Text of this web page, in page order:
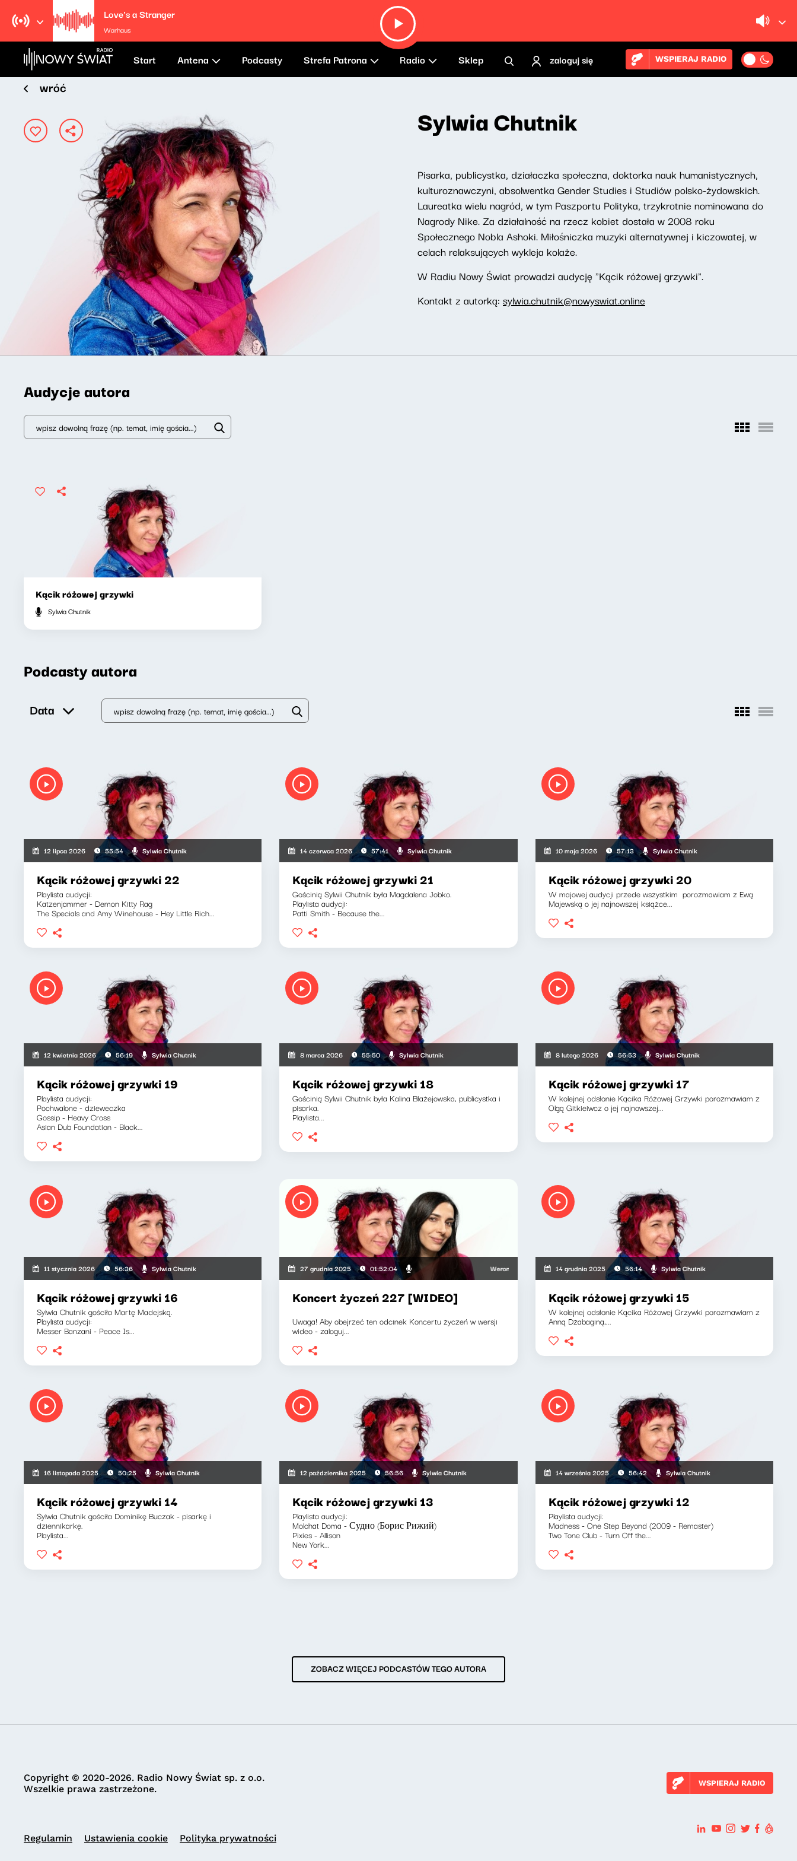
Love's a Stranger
Warhaus
Start Antena Podcasty Strefa Patrona Radio Sklep zaloguj się WSPIERAJ RADIO
wróć
Sylwia Chutnik
Pisarka, publicystka, działaczka społeczna, doktorka nauk humanistycznych,
kulturoznawczyni, absolwentka Gender Studies i Studiów polsko-żydowskich.
Laureatka wielu nagród, w tym Paszportu Polityka, trzykrotnie nominowana do
Nagrody Nike. Za działalność na rzecz kobiet dostała w 2008 roku
Społecznego Nobla Ashoki. Miłośniczka muzyki alternatywnej i kiczowatej, w
celach relaksujących wykleja kolaże.
W Radiu Nowy Świat prowadzi audycję "Kącik różowej grzywki".
Kontakt z autorką: sylwia.chutnik@nowyswiat.online
Audycje autora
Kącik różowej grzywki
Sylwia Chutnik
Podcasty autora
Data
12 lipca 2026 55:54 Sylwia Chutnik
Kącik różowej grzywki 22
Playlista audycji:
Katzenjammer - Demon Kitty Rag
The Specials and Amy Winehouse - Hey Little Rich...
14 czerwca 2026 57:41 Sylwia Chutnik
Kącik różowej grzywki 21
Gościnią Sylwii Chutnik była Magdalena Jobko.
Playlista audycji:
Patti Smith - Because the...
10 maja 2026 57:13 Sylwia Chutnik
Kącik różowej grzywki 20
W majowej audycji przede wszystkim porozmawiam z Ewą
Majewską o jej najnowszej książce...
12 kwietnia 2026 56:19 Sylwia Chutnik
Kącik różowej grzywki 19
Playlista audycji:
Pochwalone - dzieweczka
Gossip - Heavy Cross
Asian Dub Foundation - Black...
8 marca 2026 55:50 Sylwia Chutnik
Kącik różowej grzywki 18
Gościnią Sylwii Chutnik była Kalina Błażejowska, publicystka i
pisarka.
Playlista...
8 lutego 2026 56:53 Sylwia Chutnik
Kącik różowej grzywki 17
W kolejnej odsłonie Kącika Różowej Grzywki porozmawiam z
Olgą Gitkieiwcz o jej najnowszej...
11 stycznia 2026 56:36 Sylwia Chutnik
Kącik różowej grzywki 16
Sylwia Chutnik gościła Martę Madejską.
Playlista audycji:
Messer Banzani - Peace Is...
27 grudnia 2025 01:52:04 Weronika Wawrzkowicz, Sylwia Chutnik
Koncert życzeń 227 [WIDEO]
Uwaga! Aby obejrzeć ten odcinek Koncertu życzeń w wersji
wideo - zaloguj...
14 grudnia 2025 56:14 Sylwia Chutnik
Kącik różowej grzywki 15
W kolejnej odsłonie Kącika Różowej Grzywki porozmawiam z
Anną Dżabaginą,...
16 listopada 2025 50:25 Sylwia Chutnik
Kącik różowej grzywki 14
Sylwia Chutnik gościła Dominikę Buczak - pisarkę i
dziennikarkę.
Playlista...
12 października 2025 56:56 Sylwia Chutnik
Kącik różowej grzywki 13
Playlista audycji:
Molchat Doma - Судно (Борис Рижий)
Pixies - Allison
New York...
14 września 2025 56:42 Sylwia Chutnik
Kącik różowej grzywki 12
Playlista audycji:
Madness - One Step Beyond (2009 - Remaster)
Two Tone Club - Turn Off the...
ZOBACZ WIĘCEJ PODCASTÓW TEGO AUTORA
Copyright © 2020-2026. Radio Nowy Świat sp. z o.o.
Wszelkie prawa zastrzeżone.
WSPIERAJ RADIO
Regulamin Ustawienia cookie Polityka prywatności